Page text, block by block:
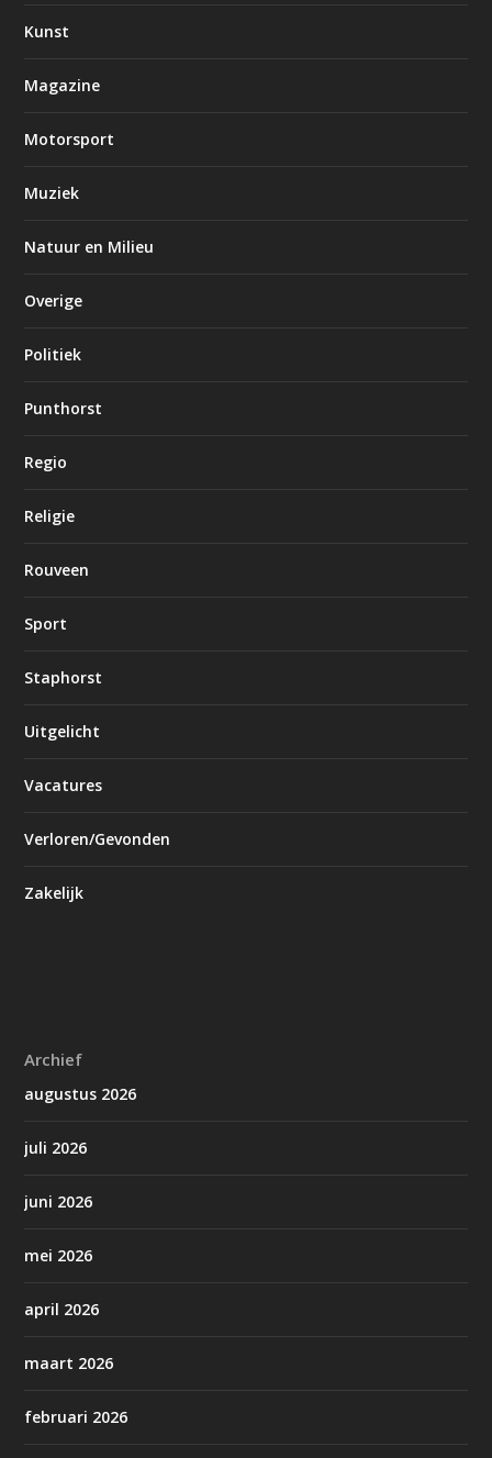
Kunst
Magazine
Motorsport
Muziek
Natuur en Milieu
Overige
Politiek
Punthorst
Regio
Religie
Rouveen
Sport
Staphorst
Uitgelicht
Vacatures
Verloren/Gevonden
Zakelijk
Archief
augustus 2026
juli 2026
juni 2026
mei 2026
april 2026
maart 2026
februari 2026